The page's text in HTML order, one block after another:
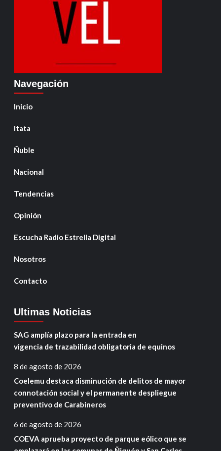
Navegación
Inicio
Itata
Ñuble
Nacional
Tendencias
Opinión
Escucha Radio Estrella Digital
Nosotros
Contacto
Ultimas Noticias
SAG amplía plazo para la entrada en
vigencia de trazabilidad obligatoria de equinos
8 de agosto de 2026
Coelemu destaca disminución de delitos de mayor
connotación social y el permanente despliegue
preventivo de Carabineros
6 de agosto de 2026
COEVA aprueba proyecto de parque eólico que se